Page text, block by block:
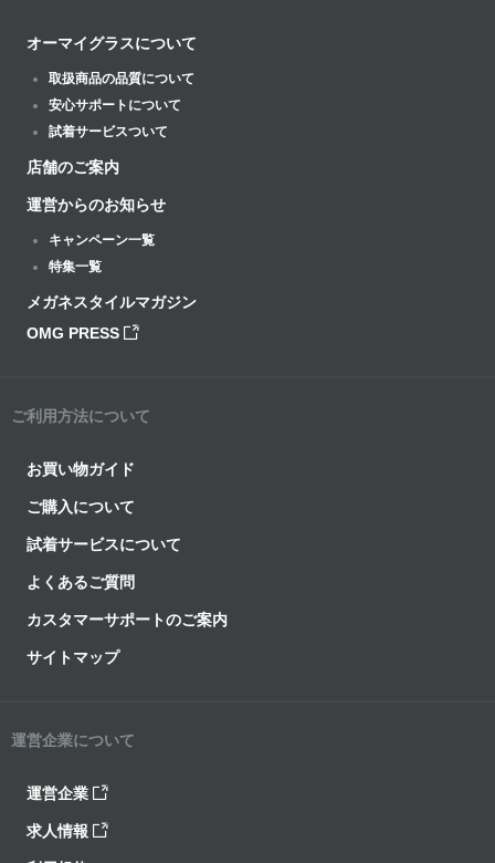
オーマイグラスについて
取扱商品の品質について
安心サポートについて
試着サービスついて
店舗のご案内
運営からのお知らせ
キャンペーン一覧
特集一覧
メガネスタイルマガジン
OMG PRESS
ご利用方法について
お買い物ガイド
ご購入について
試着サービスについて
よくあるご質問
カスタマーサポートのご案内
サイトマップ
運営企業について
運営企業
求人情報